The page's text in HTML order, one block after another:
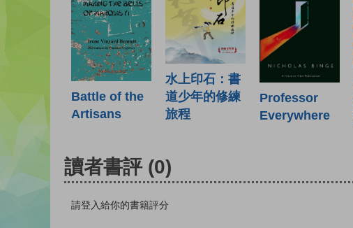
Battle of the
Artisans
水上印石：書
道少年的修練
旅程
Professor
Everywhere
讀者書評 (0)
請登入給你的書籍評分